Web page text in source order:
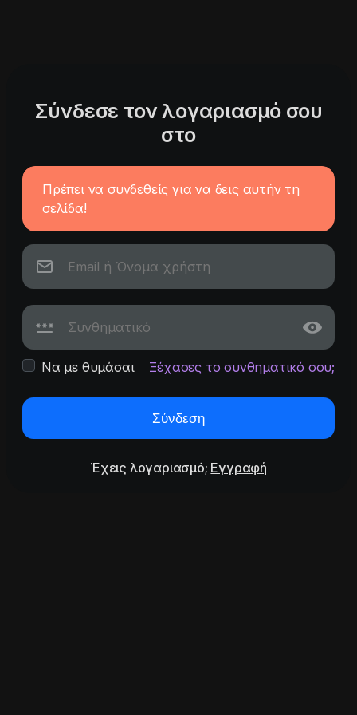
Σύνδεσε τον λογαριασμό σου
στο
Πρέπει να συνδεθείς για να δεις αυτήν τη
σελίδα!
Να με θυμάσαι Ξέχασες το συνθηματικό σου;
Σύνδεση
Έχεις λογαριασμό; Εγγραφή